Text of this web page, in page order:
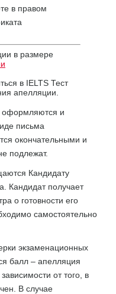
в правом
в размере
в IELTS Тест
апелляции.
оформляются и
письма
окончательными и
подлежат.
Кандидату
Кандидат получает
о готовности его
самостоятельно
экзаменационных
балл – апелляция
от того, в
В случае